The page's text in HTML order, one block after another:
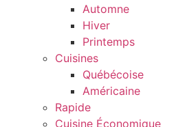
Automne
Hiver
Printemps
Cuisines
Québécoise
Américaine
Rapide
Cuisine Économique